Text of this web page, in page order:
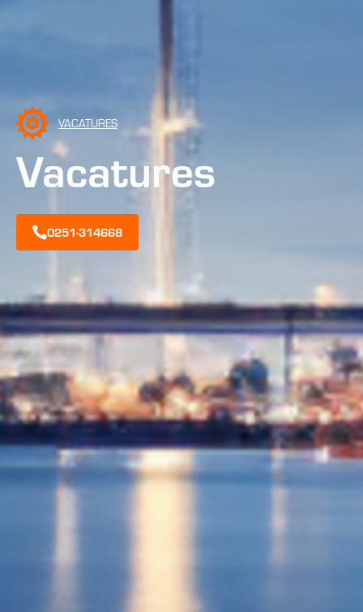
VACATURES
Vacatures
0251-314668